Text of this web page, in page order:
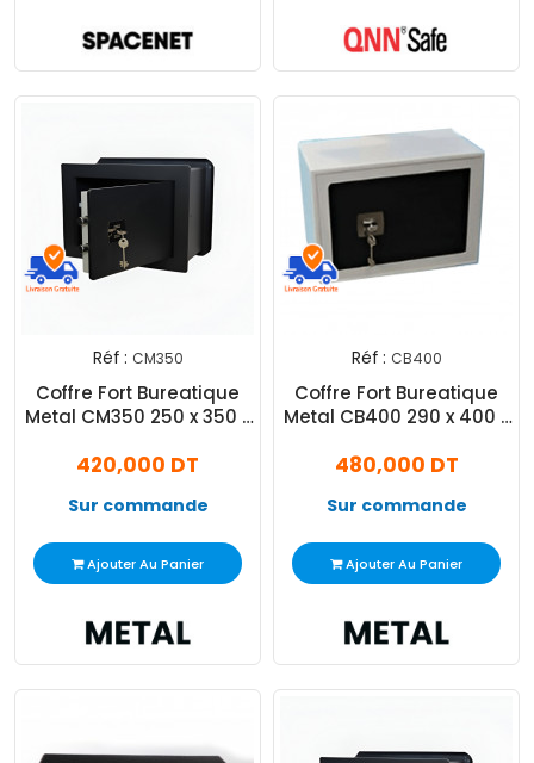
Réf : CM350
Coffre Fort Bureatique
Metal CM350 250 x 350 x
420,000 DT
Sur commande
Ajouter Au Panier
Réf : CB400
Coffre Fort Bureatique
Metal CB400 290 x 400 x
480,000 DT
Sur commande
Ajouter Au Panier